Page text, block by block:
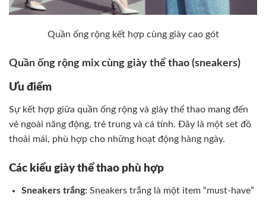
Quần ống rộng kết hợp cùng giày cao gót
Quần ống rộng mix cùng giày thể thao (sneakers)
Ưu điểm
Sự kết hợp giữa quần ống rộng và giày thể thao mang đến
vẻ ngoài năng động, trẻ trung và cá tính. Đây là một set đồ
thoải mái, phù hợp cho những hoạt động hàng ngày.
Các kiểu giày thể thao phù hợp
Sneakers trắng: Sneakers trắng là một item “must-have”